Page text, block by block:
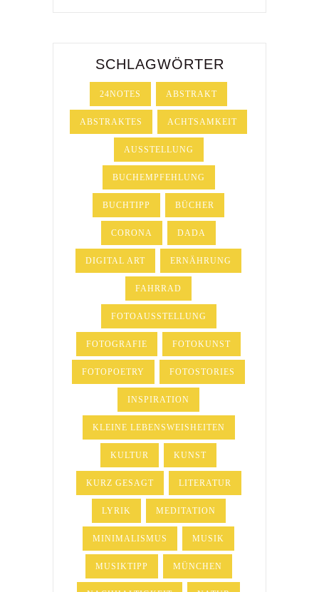
SCHLAGWÖRTER
24NOTES ABSTRAKT
ABSTRAKTES ACHTSAMKEIT
AUSSTELLUNG
BUCHEMPFEHLUNG
BUCHTIPP BÜCHER
CORONA DADA
DIGITAL ART ERNÄHRUNG
FAHRRAD
FOTOAUSSTELLUNG
FOTOGRAFIE FOTOKUNST
FOTOPOETRY FOTOSTORIES
INSPIRATION
KLEINE LEBENSWEISHEITEN
KULTUR KUNST
KURZ GESAGT LITERATUR
LYRIK MEDITATION
MINIMALISMUS MUSIK
MUSIKTIPP MÜNCHEN